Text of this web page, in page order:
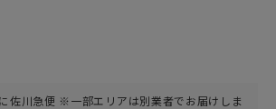
に佐川急便 ※一部エリアは別業者でお届けしま